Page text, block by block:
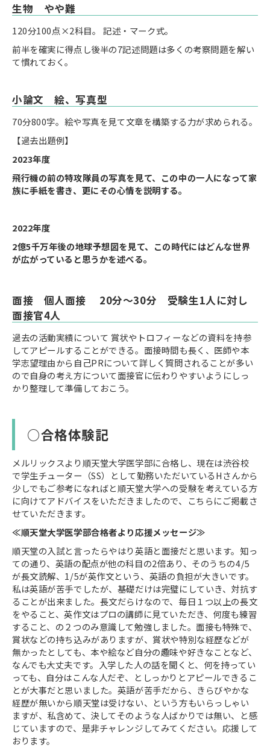
生物 やや難
120分100点×2科目。 記述・マーク式。
前半を確実に得点し後半の7記述問題は多くの考察問題を解い
て慣れておく。
小論文 絵、写真型
70分800字。絵や写真を見て文章を構築する力が求められる。
【過去出題例】
2023年度
飛行機の前の特攻隊員の写真を見て、この中の一人になって家
族に手紙を書き、更にその心情を説明する。
2022年度
2億5千万年後の地球予想図を見て、この時代にはどんな世界
が広がっていると思うかを述べる。
面接 個人面接 20分～30分 受験生1人に対し
面接官4人
過去の活動実績について 賞状やトロフィーなどの資料を持参
してアピールすることができる。面接時間も長く、医師や本
学志望理由から自己PRについて詳しく質問されることが多い
ので自身の考え方について面接官に伝わりやすいようにしっ
かり整理して準備しておこう。
○合格体験記
メルリックスより順天堂大学医学部に合格し、現在は渋谷校
で学生チューター（SS）として勤務いただいているHさんから
少しでもご参考になればと順天堂大学への受験を考えている方
に向けてアドバイスをいただきましたので、こちらにご掲載さ
せていただきます。
≪順天堂大学医学部合格者より応援メッセージ≫
順天堂の入試と言ったらやはり英語と面接だと思います。知っ
ての通り、英語の配点が他の科目の2倍あり、そのうちの4/5
が長文読解、1/5が英作文という、英語の負担が大きいです。
私は英語が苦手でしたが、基礎だけは完璧にしていき、対抗す
ることが出来ました。長文だらけなので、毎日１つ以上の長文
をやること、英作文はプロの講師に見ていただき、何度も練習
すること、の２つのみ意識して勉強しました。面接も特殊で、
賞状などの持ち込みがありますが、賞状や特別な経歴などが
無かったとしても、本や絵など自分の趣味や好きなことなど、
なんでも大丈夫です。入学した人の話を聞くと、何を持ってい
っても、自分はこんな人だぞ、としっかりとアピールできるこ
とが大事だと思いました。英語が苦手だから、きらびやかな
経歴が無いから順天堂は受けない、という方もいらっしゃい
ますが、私含めて、決してそのような人ばかりでは無い、と感
じていますので、是非チャレンジしてみてください。応援して
おります。